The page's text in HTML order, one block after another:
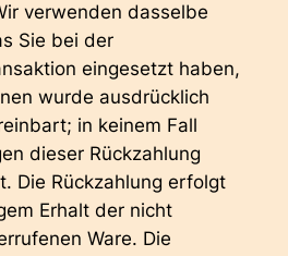
verwenden dasselbe
Sie bei der
eingesetzt haben,
wurde ausdrücklich
in keinem Fall
dieser Rückzahlung
Die Rückzahlung erfolgt
Erhalt der nicht
Ware. Die